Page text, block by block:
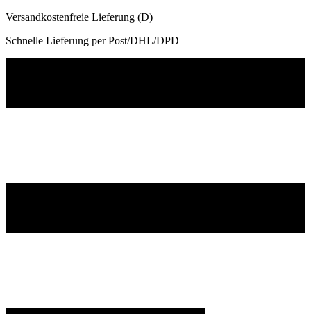
Versandkostenfreie Lieferung (D)
Schnelle Lieferung per Post/DHL/DPD